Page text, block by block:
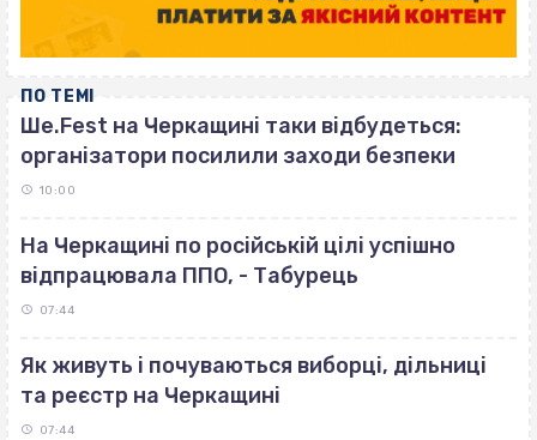
ПО ТЕМІ
Ше.Fest на Черкащині таки відбудеться:
організатори посилили заходи безпеки
10:00
На Черкащині по російській цілі успішно
відпрацювала ППО, - Табурець
07:44
Як живуть і почуваються виборці, дільниці
та реєстр на Черкащині
07:44